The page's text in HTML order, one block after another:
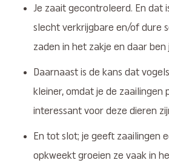
Je zaait gecontroleerd. En dat
slecht verkrijgbare en/of dure
zaden in het zakje en daar
Daarnaast is de kans dat
kleiner, omdat je de
interessant voor deze dieren
En tot slot; je geeft zaailingen
opkweekt groeien ze vaak in